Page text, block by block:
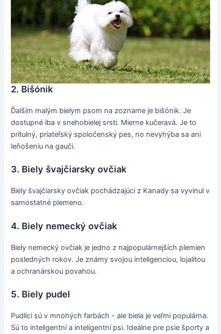
2. Bišónik
Ďalším malým bielym psom na zozname je bišónik. Je
dostupné iba v snehobielej srsti. Mierne kučeravá. Je to
prítulný, priateľský spoločenský pes, no nevyhýba sa ani
leňošeniu na gauči.
3. Biely švajčiarsky ovčiak
Biely švajčiarsky ovčiak pochádzajúci z Kanady sa vyvinul v
samostatné plemeno.
4. Biely nemecký ovčiak
Biely nemecký ovčiak je jedno z najpopulárnejších plemien
posledných rokov. Je známy svojou inteligenciou, lojalitou
a ochranárskou povahou.
5. Biely pudel
Pudlíci sú v mnohých farbách - ale biela je veľmi populárna.
Sú to inteligentní a inteligentní psi. Ideálne pre psie športy a